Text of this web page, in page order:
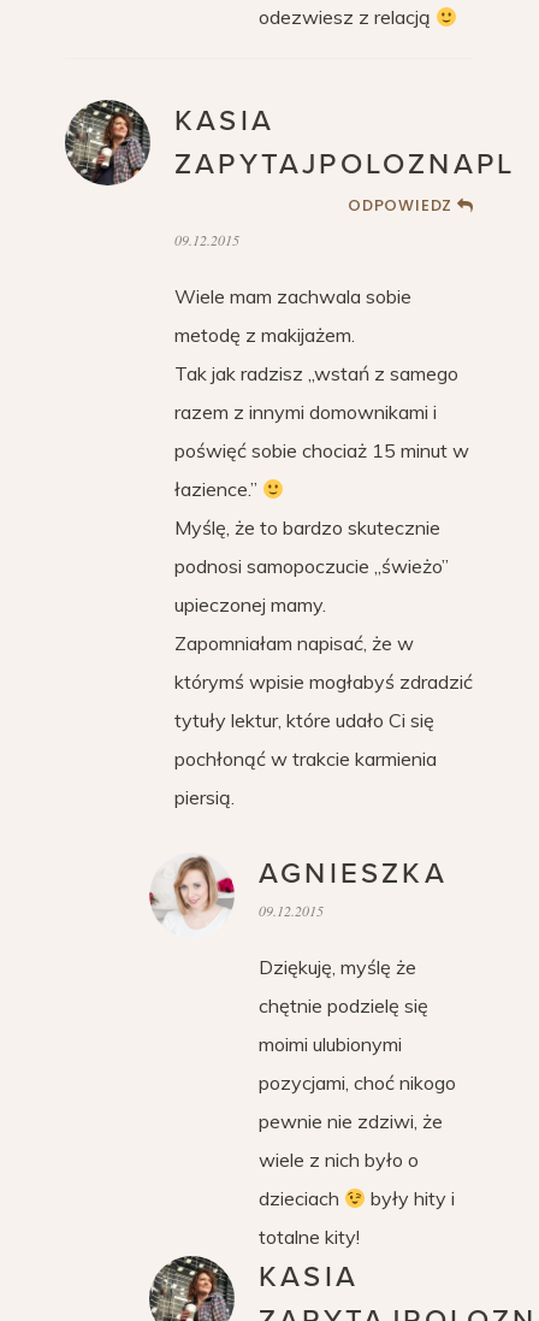
odezwiesz z relacją
KASIA
ZAPYTAJPOLOZNAPL
ODPOWIEDZ
09.12.2015
Wiele mam zachwala sobie
metodę z makijażem.
Tak jak radzisz „wstań z samego
razem z innymi domownikami i
poświęć sobie chociaż 15 minut w
łazience.”
Myślę, że to bardzo skutecznie
podnosi samopoczucie „świeżo”
upieczonej mamy.
Zapomniałam napisać, że w
którymś wpisie mogłabyś zdradzić
tytuły lektur, które udało Ci się
pochłonąć w trakcie karmienia
piersią.
AGNIESZKA
09.12.2015
Dziękuję, myślę że
chętnie podzielę się
moimi ulubionymi
pozycjami, choć nikogo
pewnie nie zdziwi, że
wiele z nich było o
dzieciach
były hity i
totalne kity!
KASIA